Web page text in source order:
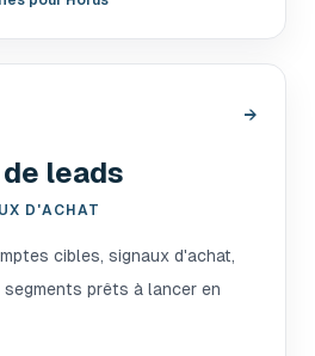
→
leads
D'ACHAT
cibles, signaux d'achat,
prêts à lancer en